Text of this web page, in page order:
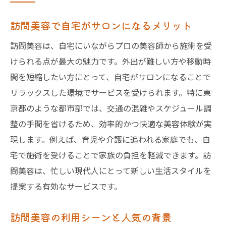
東京都で訪問美容が人気の社会的要因
東京都で増加する訪問美容の需要とは
訪問美容を求める人のライフスタイル傾向
東京都で広がる訪問美容の新しい価値
安心して利用できる訪問美容の魅力とは
訪問美容の安心感と信頼できる理由
訪問美容サービスの安全性を徹底解説
訪問美容師選びで押さえるべき基準
訪問美容利用時のトラブル回避ポイント
安心して任せるための訪問美容師チェック
訪問美容で自宅がサロンになるメリット
訪問美容は、自宅にいながらプロの美容師から施術を受
けられる点が最大の魅力です。外出が難しい方や移動時
間を短縮したい方にとって、自宅がサロンになることで
リラックスした環境でサービスを受けられます。特に東
京都のような都市部では、交通の混雑やスケジュール調
整の手間を省けるため、効率的かつ快適な美容体験が実
現します。例えば、育児や介護に追われる家庭でも、自
宅で施術を受けることで家族の負担を軽減できます。訪
問美容は、忙しい現代人にとって新しい生活スタイルを
提案する有効なサービスです。
訪問美容の利用シーンと人気の背景